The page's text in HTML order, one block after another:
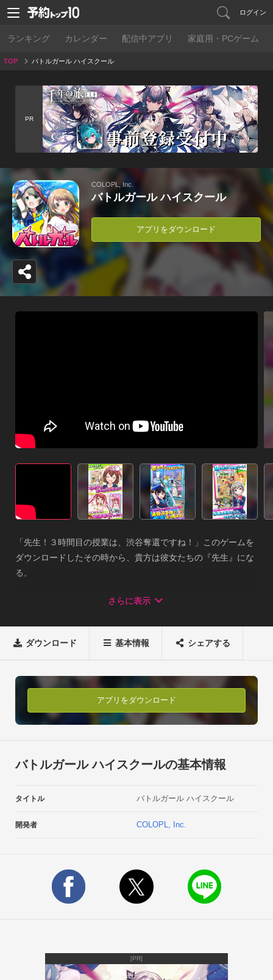
ログイン
ランキング カレンダー 配信中アプリ 家庭用・PCゲーム
TOP バトルガール ハイスクール
PR
COLOPL, Inc.
バトルガール ハイスクール
アプリをダウンロード
「先生！３時間目の授業は、渋谷奪還ですね！」このゲームを
ダウンロードしたその時から、貴方は彼女たちの『先生』にな
る。
「特訓」×「バトル」×「女の子」！
コロプラが贈る『超難易度テクニカル美少女ゲーム』を今すぐ
を楽しもう！△▼△▼
【Live2D】によって、可愛い女の子がアニメのように動く！ ス
マホ越しに「なでなで」して彼女達の信頼を勝ち取ろう！
▼△▼△魅力的な衣装が次々登場！ 女の子たちをドレスアッ
新しい衣装に着替えれば、イラストも3Dキャラも見た目が変
化！ 同時に新しい能力(スキル)も手に入るぞ！ もちろん、能力
ションが燃える！ 白熱の『バトルパート』△▼△▼
あるときは進路相談、あるときは熱血トレーニング！ 学園の先
生となって、貴方の手で女の子たちを育てよう！▼△▼△まる
どを垣間みる事ができるぞ！ 新章も続々追加予定！▼△▼△今
をトキメク声優陣魅力たっぷりのキャラクター！△▼△▼
さらに表示
ダウンロード 基本情報 シェアする
アプリをダウンロード
バトルガール ハイスクールの基本情報
タイトル バトルガール ハイスクール
開発者 COLOPL, Inc.
[PR]